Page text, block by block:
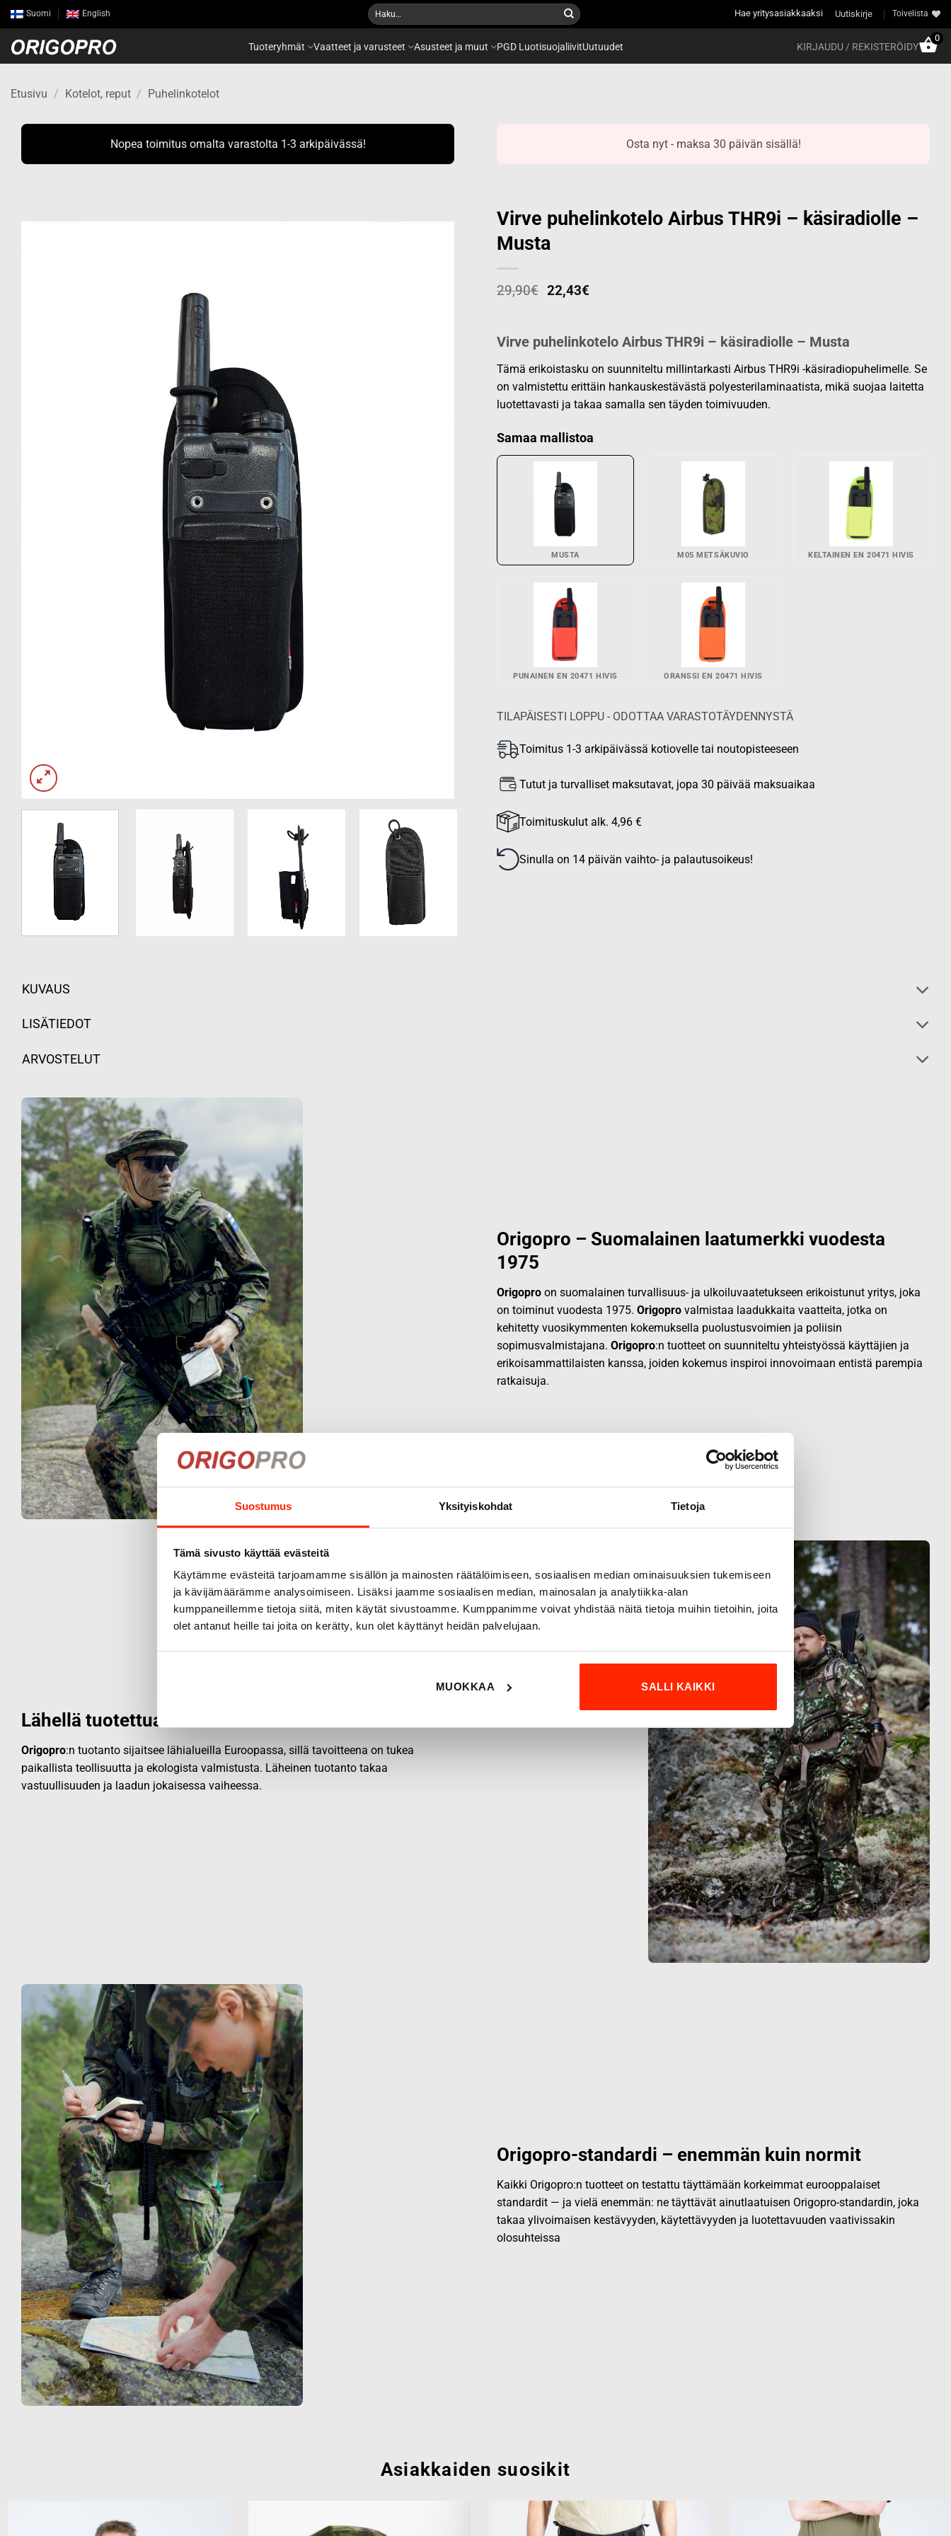
Suostumus Yksityiskohdat Tietoja
Tämä sivusto käyttää evästeitä
Käytämme evästeitä tarjoamamme sisällön ja mainosten räätälöimiseen, sosiaalisen median ominaisuuksien tukemiseen
ja kävijämäärämme analysoimiseen. Lisäksi jaamme sosiaalisen median, mainosalan ja analytiikka-alan
kumppaneillemme tietoja siitä, miten käytät sivustoamme. Kumppanimme voivat yhdistää näitä tietoja muihin tietoihin, joita
olet antanut heille tai joita on kerätty, kun olet käyttänyt heidän palvelujaan.
MUOKKAA SALLI KAIKKI
Skip
to
content
Suomi English Etsi: Hae yritysasiakkaaksi Uutiskirje Toivelista
Tuoteryhmät Vaatteet ja varusteet Asusteet ja muut PGD LuotisuojaliivitUutuudet KIRJAUDU / REKISTERÖIDY
0
Etusivu / Kotelot, reput / Puhelinkotelot
Nopea toimitus omalta varastolta 1-3 arkipäivässä! Osta nyt - maksa 30 päivän sisällä!
Virve puhelinkotelo Airbus THR9i – käsiradiolle –
Musta
29,90€ 22,43€
Virve puhelinkotelo Airbus THR9i – käsiradiolle – Musta
Tämä erikoistasku on suunniteltu millintarkasti Airbus THR9i -käsiradiopuhelimelle. Se
on valmistettu erittäin hankauskestävästä polyesterilaminaatista, mikä suojaa laitetta
luotettavasti ja takaa samalla sen täyden toimivuuden.
Samaa mallistoa
MUSTA M05 METSÄKUVIO KELTAINEN EN 20471 HIVIS
PUNAINEN EN 20471 HIVIS ORANSSI EN 20471 HIVIS
TILAPÄISESTI LOPPU - ODOTTAA VARASTOTÄYDENNYSTÄ
Toimitus 1-3 arkipäivässä kotiovelle tai noutopisteeseen
Tutut ja turvalliset maksutavat, jopa 30 päivää maksuaikaa
Toimituskulut alk. 4,96 €
Sinulla on 14 päivän vaihto- ja palautusoikeus!
KUVAUS
LISÄTIEDOT
ARVOSTELUT
Origopro – Suomalainen laatumerkki vuodesta
1975
Origopro on suomalainen turvallisuus- ja ulkoiluvaatetukseen erikoistunut yritys, joka
on toiminut vuodesta 1975. Origopro valmistaa laadukkaita vaatteita, jotka on
kehitetty vuosikymmenten kokemuksella puolustusvoimien ja poliisin
sopimusvalmistajana. Origopro:n tuotteet on suunniteltu yhteistyössä käyttäjien ja
erikoisammattilaisten kanssa, joiden kokemus inspiroi innovoimaan entistä parempia
ratkaisuja.
Lähellä tuotettua laatua
Origopro:n tuotanto sijaitsee lähialueilla Euroopassa, sillä tavoitteena on tukea
paikallista teollisuutta ja ekologista valmistusta. Läheinen tuotanto takaa
vastuullisuuden ja laadun jokaisessa vaiheessa.
Origopro-standardi – enemmän kuin normit
Kaikki Origopro:n tuotteet on testattu täyttämään korkeimmat eurooppalaiset
standardit — ja vielä enemmän: ne täyttävät ainutlaatuisen Origopro-standardin, joka
takaa ylivoimaisen kestävyyden, käytettävyyden ja luotettavuuden vaativissakin
olosuhteissa
Asiakkaiden suosikit